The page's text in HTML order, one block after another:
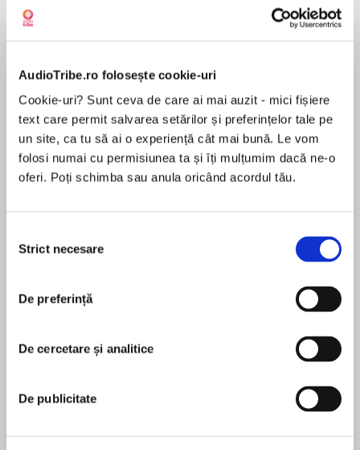
AudioTribe.ro folosește cookie-uri
Cookie-uri? Sunt ceva de care ai mai auzit - mici fișiere
text care permit salvarea setărilor și preferințelor tale pe
un site, ca tu să ai o experiență cât mai bună. Le vom
folosi numai cu permisiunea ta și îți mulțumim dacă ne-o
oferi. Poți schimba sau anula oricând acordul tău.
consimțământului
Strict necesare
De preferință
De cercetare și analitice
De publicitate
de...
Dani Francis
la...
Lauren Weisberger
Desprecarte
They say a witch lives in the old house under the
What the residents of Willow's End don't know
crumbling old house draped in ivy. Ancient,
toothless Dorothea Hemlock . . . and her
Jo has always managed to keep her magical life
mysterious Curse that killed her mother—and so
În acest moment nu există recenzii
Natalie Whipple
Natalie Whipple loves testing new concoctions in
the kitchen, and sometimes pretends she's